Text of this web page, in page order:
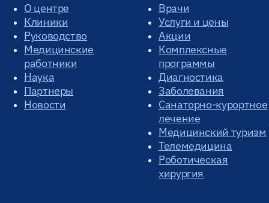
О центре
Клиники
Руководство
Медицинские
работники
Наука
Партнеры
Новости
Врачи
Услуги и цены
Акции
Комплексные
программы
Диагностика
Заболевания
Санаторно-курортное
лечение
Медицинский туризм
Телемедицина
Роботическая
хирургия